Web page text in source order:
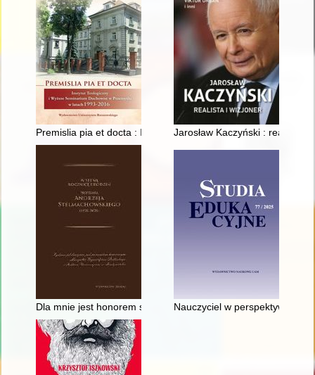
Premislia pia et docta : Instytut Teologiczny i Wyższe
Jarosław Kaczyński : realista i
Dla mnie jest honorem służyć Kościołowi" : związki Profesora
Nauczyciel w perspektywie